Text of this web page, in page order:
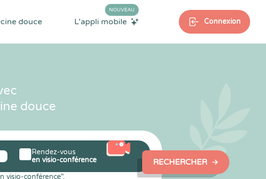
douce L'appli mobile
NOUVEAU
Connexion
douce
visio-conférence".
Rendez-vous
en visio-conférence
RECHERCHER